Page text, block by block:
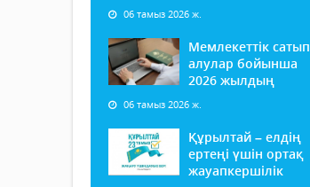
06 тамыз 2026 ж.
Мемлекеттік сатып
алулар бойынша
2026 жылдың
06 тамыз 2026 ж.
Құрылтай – елдің
ертеңі үшін ортақ
жауапкершілік